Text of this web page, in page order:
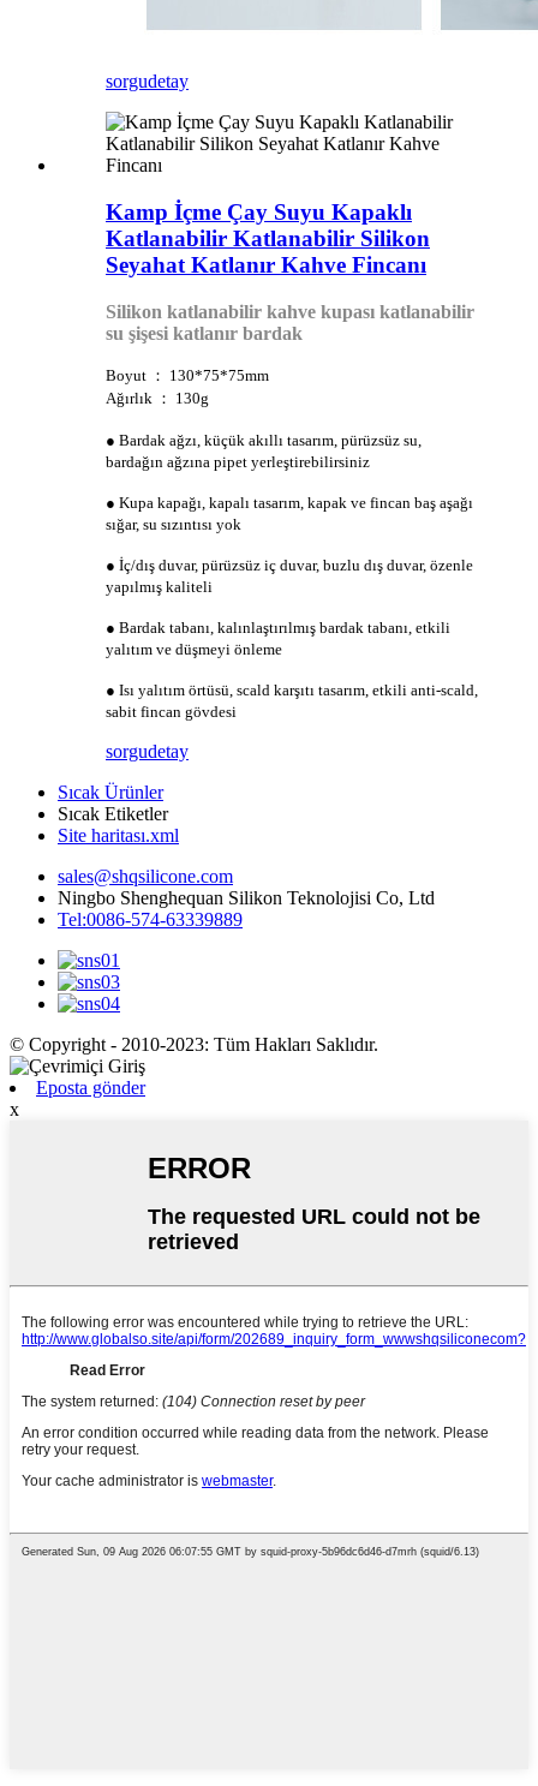
sorgudetay
Kamp İçme Çay Suyu Kapaklı
Katlanabilir Katlanabilir Silikon
Seyahat Katlanır Kahve Fincanı
Silikon katlanabilir kahve kupası katlanabilir
su şişesi katlanır bardak
Boyut ： 130*75*75mm
Ağırlık ： 130g
● Bardak ağzı, küçük akıllı tasarım, pürüzsüz su,
bardağın ağzına pipet yerleştirebilirsiniz
● Kupa kapağı, kapalı tasarım, kapak ve fincan baş aşağı
sığar, su sızıntısı yok
● İç/dış duvar, pürüzsüz iç duvar, buzlu dış duvar, özenle
yapılmış kaliteli
● Bardak tabanı, kalınlaştırılmış bardak tabanı, etkili
yalıtım ve düşmeyi önleme
● Isı yalıtım örtüsü, scald karşıtı tasarım, etkili anti-scald,
sabit fincan gövdesi
sorgudetay
Sıcak Ürünler
Sıcak Etiketler
Site haritası.xml
sales@shqsilicone.com
Ningbo Shenghequan Silikon Teknolojisi Co, Ltd
Tel:0086-574-63339889
© Copyright - 2010-2023: Tüm Hakları Saklıdır.
Eposta gönder
x